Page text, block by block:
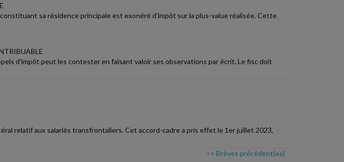
sa résidence principale est exonéré d'impôt sur la plus-value réalisée. Cette
d'impôt peut les contester en faisant valoir ses observations par écrit. Le fisc doit
relatif aux salariés transfrontaliers. Cet accord-cadre a pris effet le 1er juillet 2023,
<< Brèves précédent(es)